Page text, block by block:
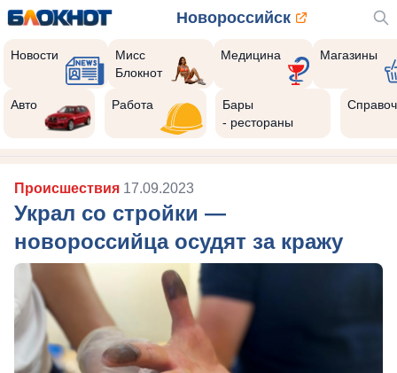
Новороссийск
Новости
Мисс
Блокнот
Медицина Магазины
Авто Работа
Бары
- рестораны
Происшествия 17.09.2023
Украл со стройки —
новороссийца осудят за кражу